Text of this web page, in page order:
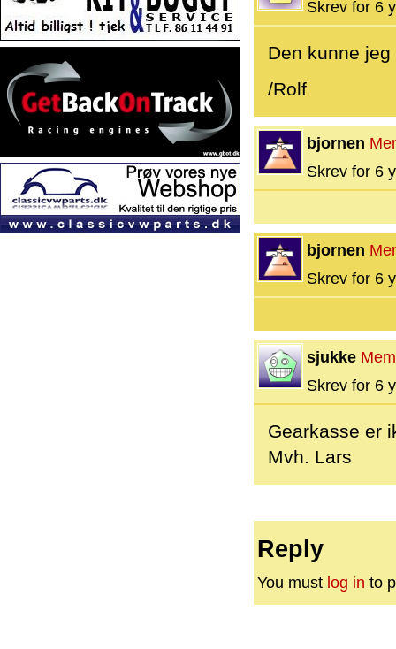
Skrev for 6
Den kunne
/Rolf
bjornen
Skrev for 6
bjornen
Skrev for 6
sjukke
Skrev for 6
Gearkasse er
Mvh. Lars
Reply
You must log in to